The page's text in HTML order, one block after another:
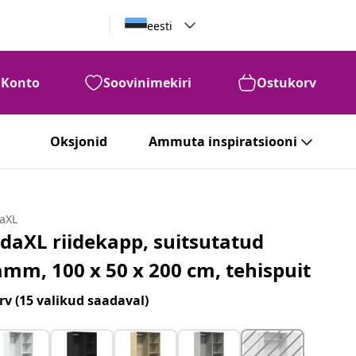
eesti
Konto Soovinimekiri Ostukorv
Oksjonid Ammuta inspiratsiooni
riidekapp, suitsutatud
100 x 50 x 200 cm, tehispuit
(15 valikud saadaval)